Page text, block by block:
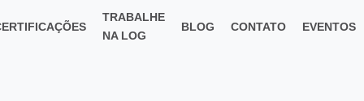
TRABALHE
NA LOG
BLOG CONTATO EVENTOS